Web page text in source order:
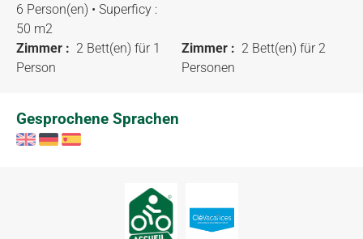
6 Person(en) • Superficy :
50 m2
Zimmer : 2 Bett(en) für 1
Person
Zimmer : 2 Bett(en) für 2
Personen
Gesprochene Sprachen